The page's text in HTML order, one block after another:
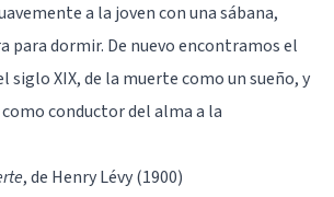
a la joven con una sábana,
para dormir. De nuevo encontramos el
XIX, de la muerte como un sueño, y
conductor del alma a la
, de Henry Lévy (1900)